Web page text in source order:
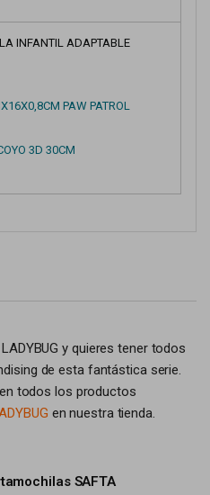
INFANTIL ADAPTABLE
PAW PATROL
3D 30CM
y quieres tener todos
de esta fantástica serie.
todos los productos
en nuestra tienda.
SAFTA